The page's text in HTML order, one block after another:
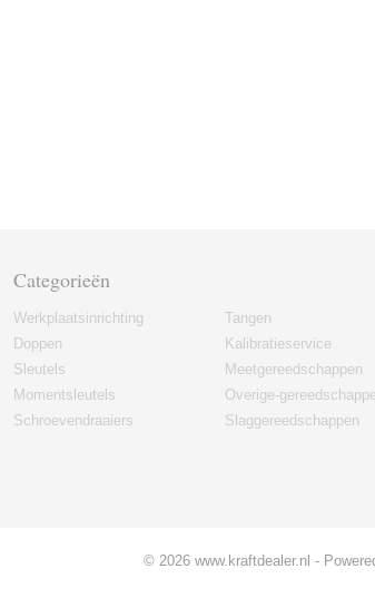
Categorieën
Werkplaatsinrichting
Doppen
Sleutels
Momentsleutels
Schroevendraaiers
Tangen
Kalibratieservice
Meetgereedschappen
Overige-
Slaggereedschappen
© 2026 www.kraftdealer.nl -